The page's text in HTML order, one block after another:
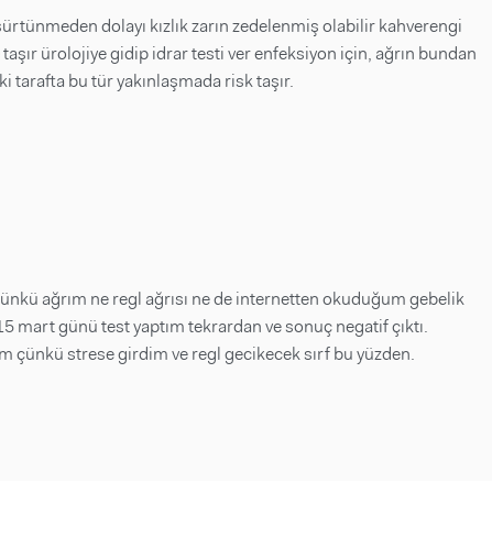
dolayı kızlık zarın zedelenmiş olabilir kahverengi
taşır ürolojiye gidip idrar testi ver enfeksiyon için, ağrın bundan
tarafta bu tür yakınlaşmada risk taşır.
ağrım ne regl ağrısı ne de internetten okuduğum gebelik
mart günü test yaptım tekrardan ve sonuç negatif çıktı.
çünkü strese girdim ve regl gecikecek sırf bu yüzden.